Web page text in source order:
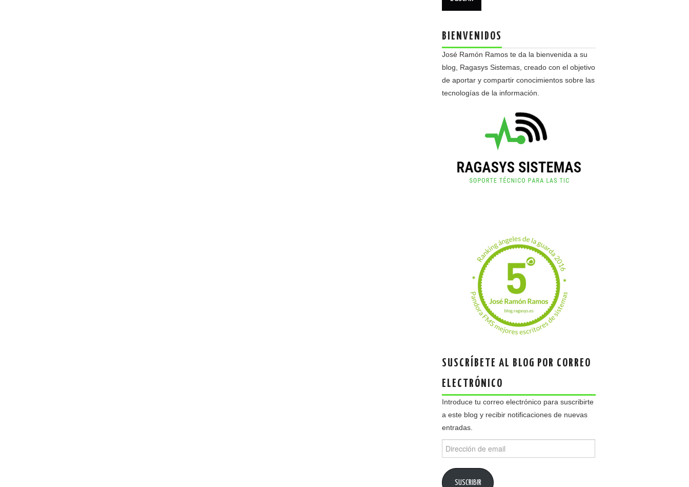
BIENVENIDOS
José Ramón Ramos te da la bienvenida a su
blog, Ragasys Sistemas, creado con el objetivo
de aportar y compartir conocimientos sobre las
tecnologías de la información.
SUSCRÍBETE AL BLOG POR CORREO
ELECTRÓNICO
Introduce tu correo electrónico para suscribirte
a este blog y recibir notificaciones de nuevas
entradas.
de
SUSCRIBIR